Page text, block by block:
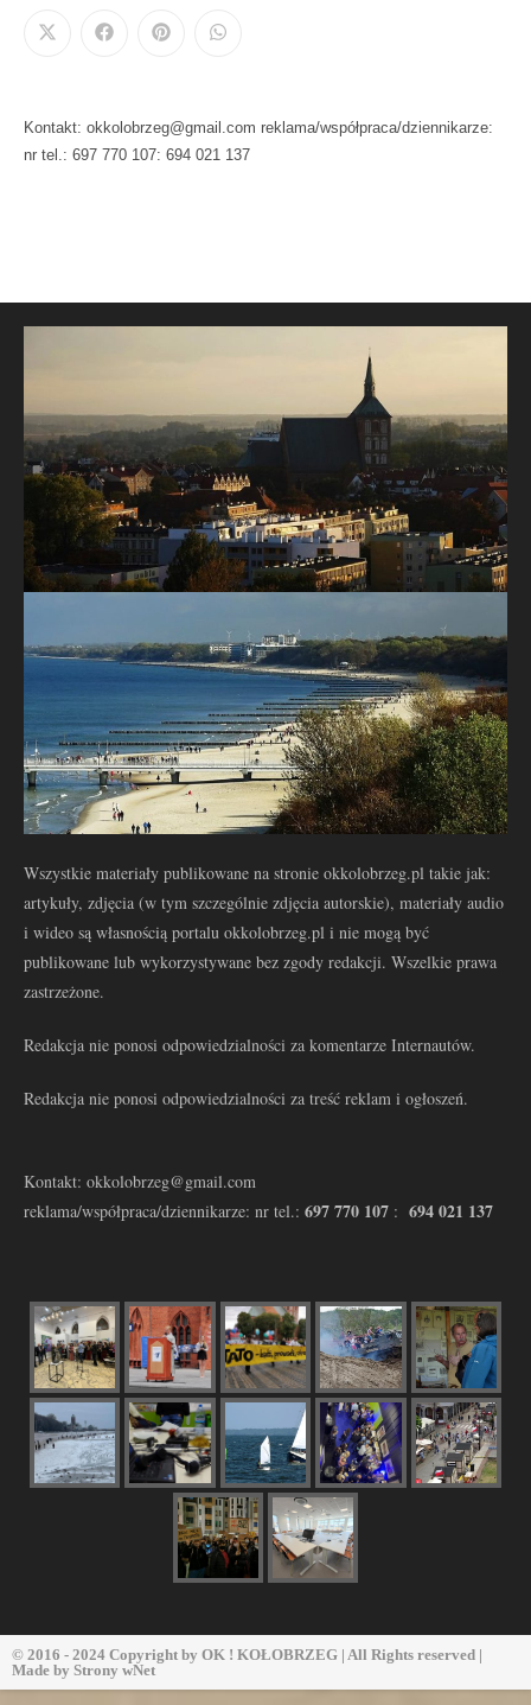
Kontakt: okkolobrzeg@gmail.com reklama/współpraca/dziennikarze:
nr tel.: 697 770 107: 694 021 137
Wszystkie materiały publikowane na stronie okkolobrzeg.pl takie jak:
artykuły, zdjęcia (w tym szczególnie zdjęcia autorskie), materiały audio
i wideo są własnością portalu okkolobrzeg.pl i nie mogą być
publikowane lub wykorzystywane bez zgody redakcji. Wszelkie prawa
zastrzeżone.
Redakcja nie ponosi odpowiedzialności za komentarze Internautów.
Redakcja nie ponosi odpowiedzialności za treść reklam i ogłoszeń.
Kontakt: okkolobrzeg@gmail.com
reklama/współpraca/dziennikarze: nr tel.: 697 770 107 : 694 021 137
© 2016 - 2024 Copyright by OK ! KOŁOBRZEG | All Rights reserved |
Made by Strony wNet